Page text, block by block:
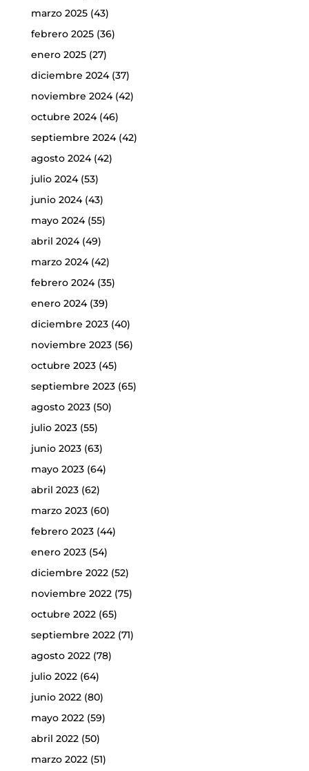
marzo 2025(43)
febrero 2025(36)
enero 2025(27)
diciembre 2024(37)
noviembre 2024(42)
octubre 2024(46)
septiembre 2024(42)
agosto 2024(42)
julio 2024(53)
junio 2024(43)
mayo 2024(55)
abril 2024(49)
marzo 2024(42)
febrero 2024(35)
enero 2024(39)
diciembre 2023(40)
noviembre 2023(56)
octubre 2023(45)
septiembre 2023(65)
agosto 2023(50)
julio 2023(55)
junio 2023(63)
mayo 2023(64)
abril 2023(62)
marzo 2023(60)
febrero 2023(44)
enero 2023(54)
diciembre 2022(52)
noviembre 2022(75)
octubre 2022(65)
septiembre 2022(71)
agosto 2022(78)
julio 2022(64)
junio 2022(80)
mayo 2022(59)
abril 2022(50)
marzo 2022(51)